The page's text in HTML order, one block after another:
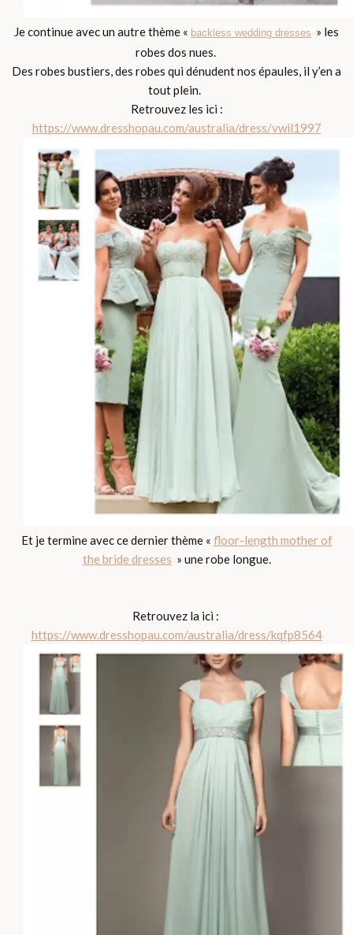
Je continue avec un autre thème « backless wedding dresses » les
robes dos nues.
Des robes bustiers, des robes qui dénudent nos épaules, il y’en a
tout plein.
Retrouvez les ici :
https://www.dresshopau.com/australia/dress/vwil1997
Et je termine avec ce dernier thème « floor-length mother of
the bride dresses » une robe longue.
Retrouvez la ici :
https://www.dresshopau.com/australia/dress/kqfp8564